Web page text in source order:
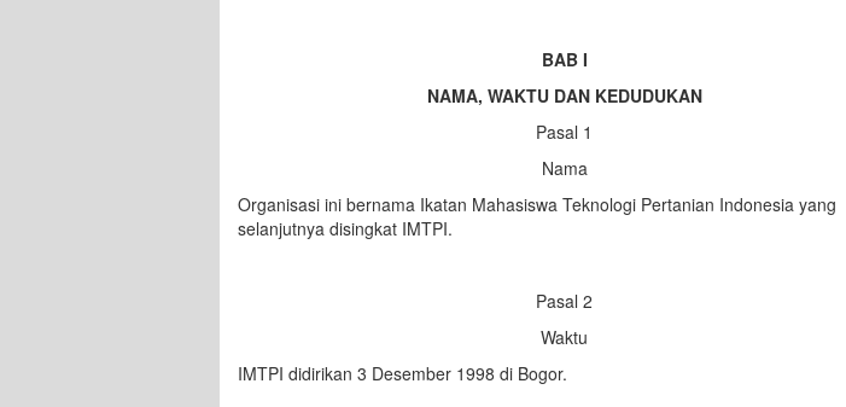
BAB I
NAMA, WAKTU DAN KEDUDUKAN
Pasal 1
Nama
Organisasi ini bernama Ikatan Mahasiswa Teknologi Pertanian Indonesia yang
selanjutnya disingkat IMTPI.
Pasal 2
Waktu
IMTPI didirikan 3 Desember 1998 di Bogor.